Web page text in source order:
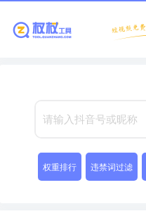
权重排行 违禁词过滤